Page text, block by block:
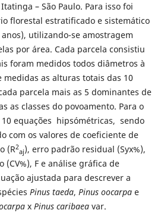
– São Paulo. Para isso foi
florestal estratificado e sistemático
utilizando-se amostragem
por área. Cada parcela consistiu
foram medidos todos diâmetros à
medidas as alturas totais das 10
parcela mais as 5 dominantes de
as classes do povoamento. Para o
equações hipsómétricas, sendo
com os valores de coeficiente de
(R2
aj), erro padrão residual (Syx%),
(CV%), F e análise gráfica de
ajustada para descrever a
Pinus taeda, Pinus oocarpae
x Pinus caribaeavar.